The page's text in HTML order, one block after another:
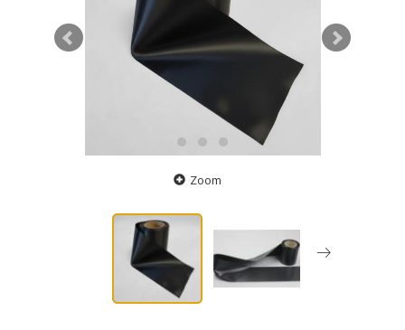
Zoom